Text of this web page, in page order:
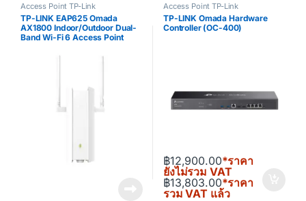
Access Point TP-Link
TP-LINK EAP625 Omada
AX1800 Indoor/Outdoor Dual-
Band Wi-Fi 6 Access Point
Access Point TP-Link
TP-LINK Omada Hardware
Controller (OC-400)
฿12,900.00*ราคา
ยังไม่รวม VAT
฿13,803.00*ราคา
รวม VAT แล้ว